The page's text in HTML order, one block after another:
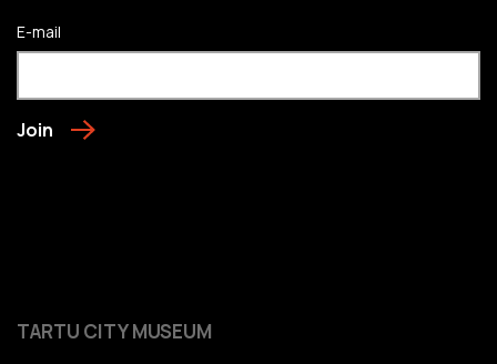
E-mail
Join
TARTU CITY MUSEUM